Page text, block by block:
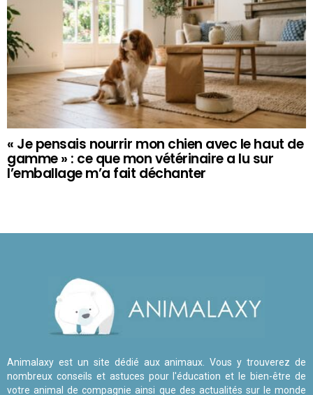
« Je pensais nourrir mon chien avec le haut de
gamme » : ce que mon vétérinaire a lu sur
l’emballage m’a fait déchanter
Animalaxy est un site dédié aux animaux. Vous y trouverez de
nombreux conseils et astuces pour l'éducation et le bien-être de
votre animal de compagnie ainsi que des actualités sur le monde